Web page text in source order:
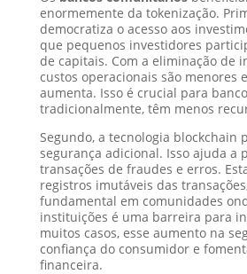
enormemente da tokenização.
democratiza o acesso aos
que pequenos investidores
de capitais. Com a eliminação de
custos operacionais são menores
aumenta. Isso é crucial para
tradicionalmente, têm menos
Segundo, a tecnologia blockchain
segurança adicional. Isso ajuda a
transações de fraudes e erros.
registros imutáveis das
fundamental em comunidades
instituições é uma barreira para
muitos casos, esse aumento na
confiança do consumidor e
financeira.